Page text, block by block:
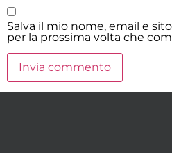
Salva il mio nome, email e
per la prossima volta che